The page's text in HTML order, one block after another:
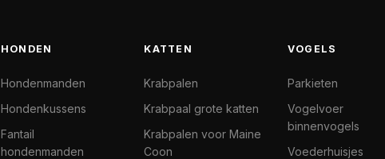
HONDEN
Hondenmanden
Hondenkussens
Fantail
hondenmanden
KATTEN
Krabpalen
Krabpaal grote katten
Krabpalen voor Maine
Coon
VOGELS
Parkieten
Vogelvoer
binnenvogels
Voederhuisjes